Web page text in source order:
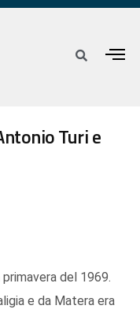
Turi e
del 1969.
e da Matera era